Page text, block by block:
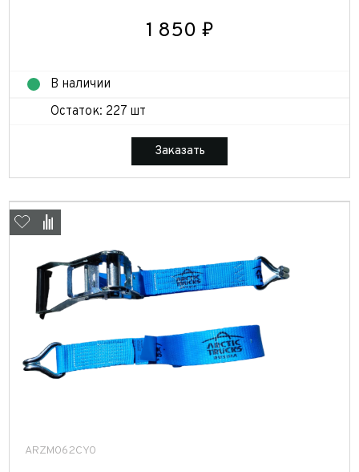
1 850 ₽
В наличии
Остаток: 227 шт
Заказать
ARZM062CY0